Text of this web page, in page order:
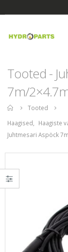
Tooted -
7m/
Home
Tooted
Haagised
Haagiste
Juhtmesari Aspöck